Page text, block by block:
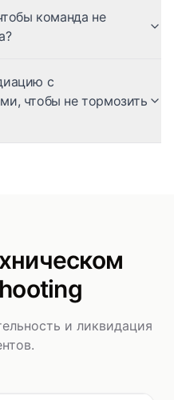
команда не
с
чтобы не тормозить
и ликвидация